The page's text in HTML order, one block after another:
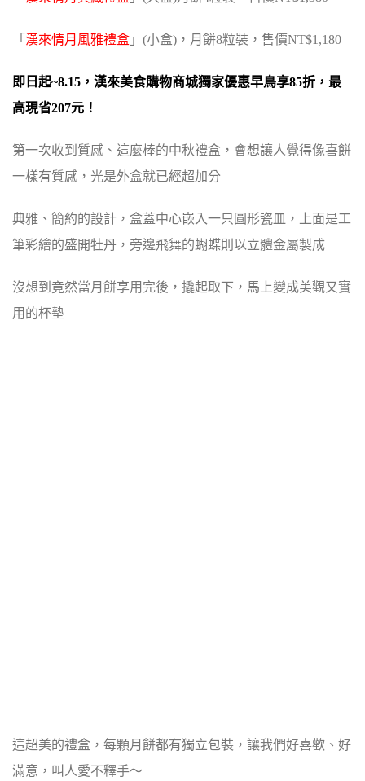
「 漢來情月風雅禮盒 」(小盒)，月餅8粒裝，售價NT$1,180
即日起~8.15，漢來美食購物商城獨家優惠早鳥享85折，最
高現省207元！
第一次收到質感、這麼棒的中秋禮盒，會想讓人覺得像喜餅
一樣有質感，光是外盒就已經超加分
典雅、簡約的設計，盒蓋中心嵌入一只圓形瓷皿，上面是工
筆彩繪的盛開牡丹，旁邊飛舞的蝴蝶則以立體金屬製成
沒想到竟然當月餅享用完後，撬起取下，馬上變成美觀又實
用的杯墊
這超美的禮盒，每顆月餅都有獨立包裝，讓我們好喜歡、好
滿意，叫人愛不釋手～